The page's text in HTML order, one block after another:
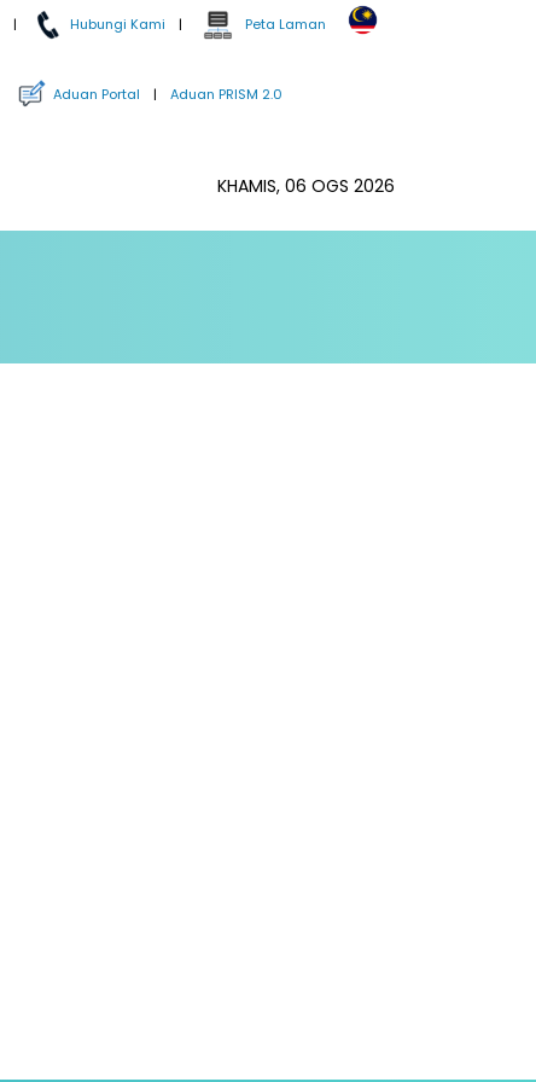
| Hubungi Kami | Peta Laman
Aduan Portal | Aduan PRISM 2.0
KHAMIS, 06 OGS 2026